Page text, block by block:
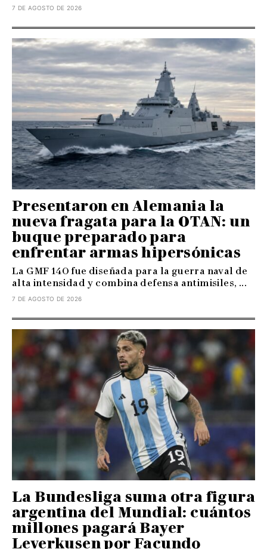
7 DE AGOSTO DE 2026
Presentaron en Alemania la
nueva fragata para la OTAN: un
buque preparado para
enfrentar armas hipersónicas
La GMF 140 fue diseñada para la guerra naval de
alta intensidad y combina defensa antimisiles, ...
7 DE AGOSTO DE 2026
La Bundesliga suma otra figura
argentina del Mundial: cuántos
millones pagará Bayer
Leverkusen por Facundo